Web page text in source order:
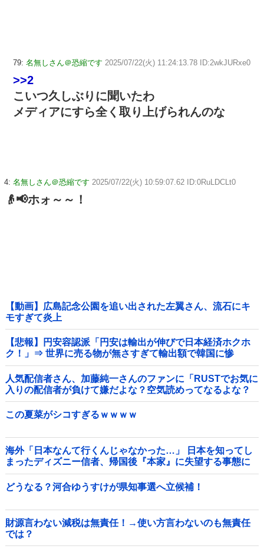
79: 名無しさん＠恐縮です 2025/07/22(火) 11:24:13.78 ID:2wkJURxe0
>>2
こいつ久しぶりに聞いたわ
メディアにすら全く取り上げられんのな
4: 名無しさん＠恐縮です 2025/07/22(火) 10:59:07.62 ID:0RuLDCLt0
👴📢ホォ～～！
【動画】広島記念公園を追い出された左翼さん、流石にキ
モすぎて炎上
【悲報】円安容認派「円安は輸出が伸びで日本経済ホクホ
ク！」⇒ 世界に売る物が無さすぎて輸出額で韓国に惨
敗・・・
人気配信者さん、加藤純一さんのファンに「RUSTでお気に
入りの配信者が負けて嫌だよな？空気読めってなるよな？
その結果がVCR。お前らVCR向いてるよ」→大炎上他
この夏菜がシコすぎるｗｗｗｗ
海外「日本なんて行くんじゃなかった…」 日本を知ってし
まったディズニー信者、帰国後『本家』に失望する事態に
どうなる？河合ゆうすけが県知事選へ立候補！
財源言わない減税は無責任！→使い方言わないのも無責任
では？